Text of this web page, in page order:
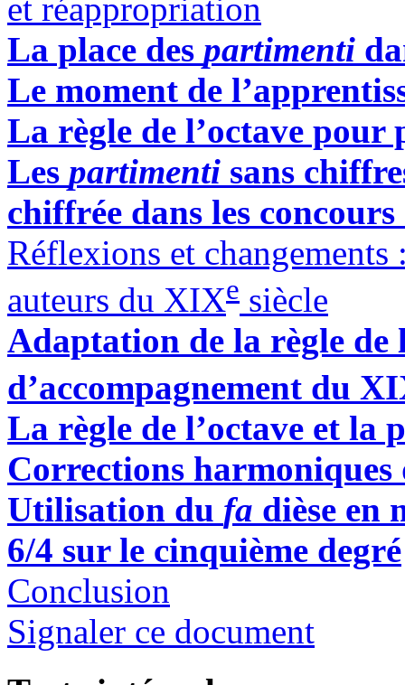
et réappropriation
La place des partimenti
Le moment de
La règle de l’octave pour
Les partimenti sans
chiffrée dans les
Réflexions et changements
auteurs du XIXe siècle
Adaptation de la règle de
d’accompagnement du
La règle de l’octave et la
Corrections harmoniques
Utilisation du fa dièse en
6/4 sur le cinquième degré
Conclusion
Signaler ce document